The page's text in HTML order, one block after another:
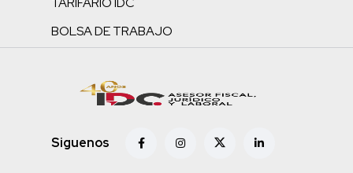
BOLSA DE TRABAJO
Siguenos